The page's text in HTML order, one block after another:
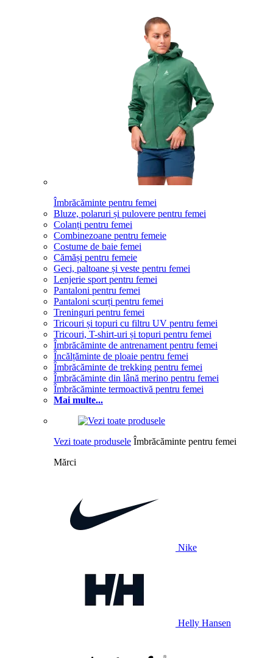
Îmbrăcăminte pentru femei
Bluze, polaruri și pulovere pentru femei
Colanți pentru femei
Combinezoane pentru femeie
Costume de baie femei
Cămăși pentru femeie
Geci, paltoane și veste pentru femei
Lenjerie sport pentru femei
Pantaloni pentru femei
Pantaloni scurți pentru femei
Treninguri pentru femei
Tricouri și topuri cu filtru UV pentru femei
Tricouri, T-shirt-uri și topuri pentru femei
Îmbrăcăminte de antrenament pentru femei
Încălțăminte de ploaie pentru femei
Îmbrăcăminte de trekking pentru femei
Îmbrăcăminte din lână merino pentru femei
Îmbrăcăminte termoactivă pentru femei
Mai multe...
Vezi toate produsele Îmbrăcăminte pentru femei
Mărci
Nike
Helly Hansen